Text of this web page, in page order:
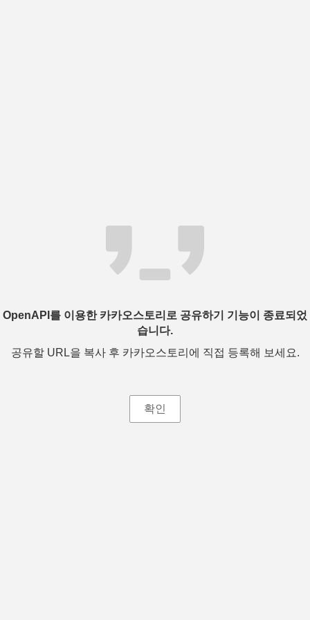
OpenAPI를 이용한 카카오스토리로 공유하기 기능이 종료되었
습니다.
공유할 URL을 복사 후 카카오스토리에 직접 등록해 보세요.
확인